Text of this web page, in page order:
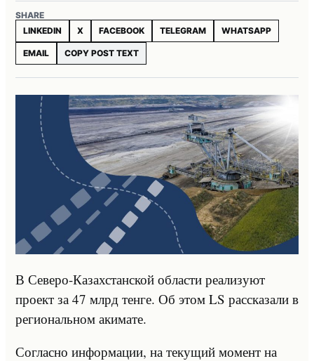
SHARE
LINKEDIN
X FACEBOOK TELEGRAM WHATSAPP
EMAIL COPY POST TEXT
В Северо-Казахстанской области реализуют
проект за 47 млрд тенге. Об этом LS рассказали в
региональном акимате.
Согласно информации, на текущий момент на